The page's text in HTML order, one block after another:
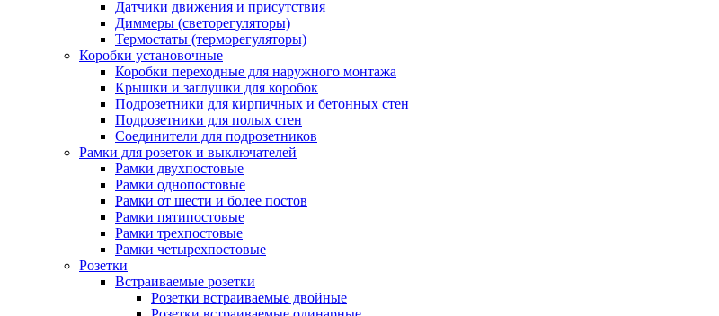
Датчики движения и присутствия
Диммеры (светорегуляторы)
Термостаты (терморегуляторы)
Коробки установочные
Коробки переходные для наружного монтажа
Крышки и заглушки для коробок
Подрозетники для кирпичных и бетонных стен
Подрозетники для полых стен
Соединители для подрозетников
Рамки для розеток и выключателей
Рамки двухпостовые
Рамки однопостовые
Рамки от шести и более постов
Рамки пятипостовые
Рамки трехпостовые
Рамки четырехпостовые
Розетки
Встраиваемые розетки
Розетки встраиваемые двойные